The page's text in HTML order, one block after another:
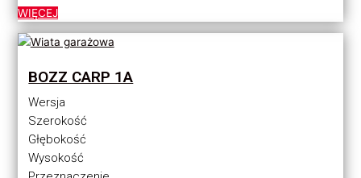
WIĘCEJ
BOZZ CARP 1A
Wersja
Szerokość
Głębokość
Wysokość